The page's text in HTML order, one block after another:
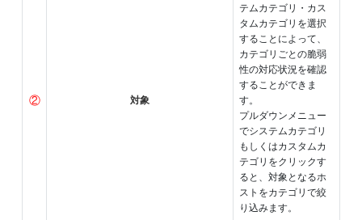
② 対象
テムカテゴリ・カス
タムカテゴリを選択
することによって、
カテゴリごとの脆弱
性の対応状況を確認
することができま
す。
プルダウンメニュー
でシステムカテゴリ
もしくはカスタムカ
テゴリをクリックす
ると、対象となるホ
ストをカテゴリで絞
り込みます。